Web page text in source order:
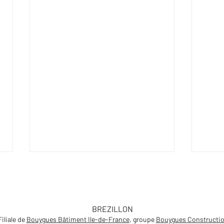
BREZILLON
de Bouygues Bâtiment Ile-de-France, groupe Bouygues